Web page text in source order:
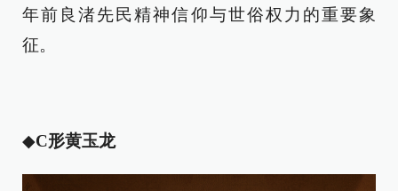
年前良渚先民精神信仰与世俗权力的重要象
征。
◆C形黄玉龙